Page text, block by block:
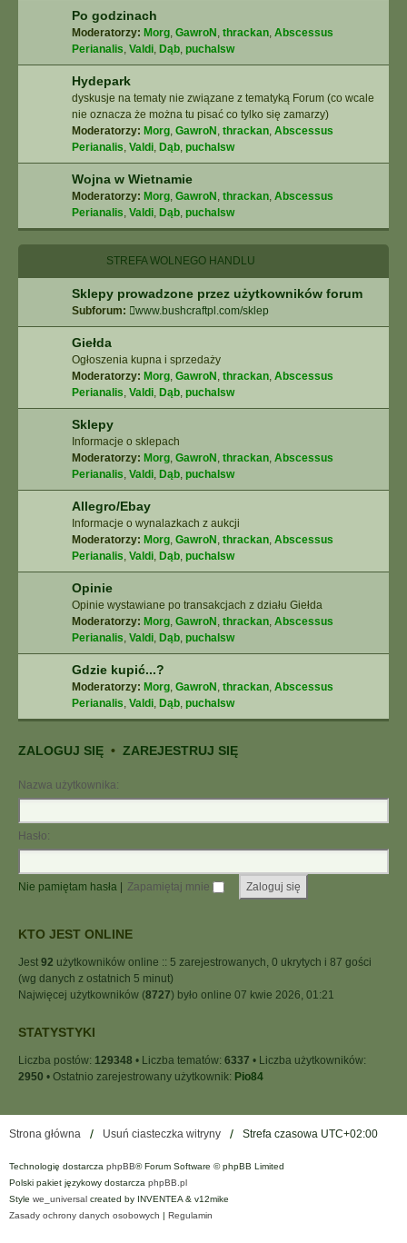
Po godzinach
Moderatorzy: Morg, GawroN , thrackan, Abscessus
Perianalis, Valdi, Dąb, puchalsw
Hydepark
dyskusje na tematy nie związane z tematyką Forum (co wcale
nie oznacza że można tu pisać co tylko się zamarzy)
Moderatorzy: Morg, GawroN , thrackan, Abscessus
Perianalis, Valdi, Dąb, puchalsw
Wojna w Wietnamie
Moderatorzy: Morg, GawroN , thrackan, Abscessus
Perianalis, Valdi, Dąb, puchalsw
STREFA WOLNEGO HANDLU
Sklepy prowadzone przez użytkowników forum
Subforum: www.bushcraftpl.com/sklep
Giełda
Ogłoszenia kupna i sprzedaży
Moderatorzy: Morg, GawroN , thrackan, Abscessus
Perianalis, Valdi, Dąb, puchalsw
Sklepy
Informacje o sklepach
Moderatorzy: Morg, GawroN , thrackan, Abscessus
Perianalis, Valdi, Dąb, puchalsw
Allegro/Ebay
Informacje o wynalazkach z aukcji
Moderatorzy: Morg, GawroN , thrackan, Abscessus
Perianalis, Valdi, Dąb, puchalsw
Opinie
Opinie wystawiane po transakcjach z działu Giełda
Moderatorzy: Morg, GawroN , thrackan, Abscessus
Perianalis, Valdi, Dąb, puchalsw
Gdzie kupić...?
Moderatorzy: Morg, GawroN , thrackan, Abscessus
Perianalis, Valdi, Dąb, puchalsw
ZALOGUJ SIĘ • ZAREJESTRUJ SIĘ
Nazwa użytkownika:
Hasło:
Nie pamiętam hasła Zapamiętaj mnie
KTO JEST ONLINE
Jest 92 użytkowników online :: 5 zarejestrowanych, 0 ukrytych i 87 gości
(wg danych z ostatnich 5 minut)
Najwięcej użytkowników (8727) było online 07 kwie 2026, 01:21
STATYSTYKI
Liczba postów: 129348 • Liczba tematów: 6337 • Liczba użytkowników:
2950 • Ostatnio zarejestrowany użytkownik: Pio84
Strona główna Usuń ciasteczka witryny Strefa czasowa UTC+02:00
Technologię dostarcza phpBB® Forum Software © phpBB Limited
Polski pakiet językowy dostarcza phpBB.pl
Style we_universal created by INVENTEA & v12mike
Zasady ochrony danych osobowych | Regulamin